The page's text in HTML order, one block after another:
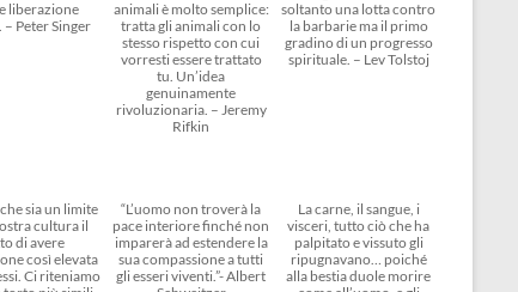
liberazione
– Peter Singer
animali è molto semplice:
tratta gli animali con lo
stesso rispetto con cui
vorresti essere trattato
tu. Un’idea
genuinamente
rivoluzionaria. – Jeremy
Rifkin
soltanto una lotta contro
la barbarie ma il primo
gradino di un progresso
spirituale. – Lev Tolstoj
sia un limite
cultura il
di avere
così elevata
Ci riteniamo
“L’uomo non troverà la
pace interiore finché non
imparerà ad estendere la
sua compassione a tutti
gli esseri viventi.”- Albert
La carne, il sangue, i
visceri, tutto ciò che ha
palpitato e vissuto gli
ripugnavano… poiché
alla bestia duole morire